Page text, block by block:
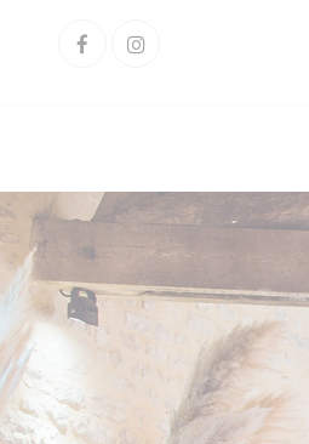
FacebookInstagram